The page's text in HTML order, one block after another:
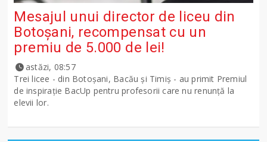
Mesajul unui director de liceu din
Botoșani, recompensat cu un
premiu de 5.000 de lei!
astăzi, 08:57
Trei licee - din Botoșani, Bacău și Timiș - au primit Premiul
de inspirație BacUp pentru profesorii care nu renunță la
elevii lor.